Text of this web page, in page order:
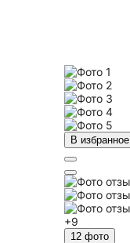
В избранное
+9
12 фото